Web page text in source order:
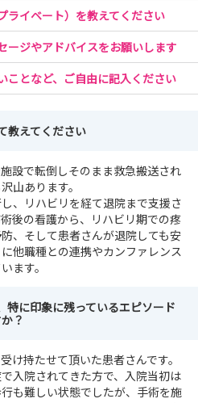
ライベート）を教えてください
ージやアドバイスをお願いします
ことなど、ご自由に記入ください
教えてください
設で転倒しそのまま救急搬送され
山あります。
、リハビリを経て退院まで支援さ
後の看護から、リハビリ期での疼
、そして患者さんが退院しても安
他職種との連携やカンファレンス
ます。
特に印象に残っているエピソード
？
け持たせて頂いた患者さんです。
入院されてきた方で、入院当初は
も難しい状態でしたが、手術を施